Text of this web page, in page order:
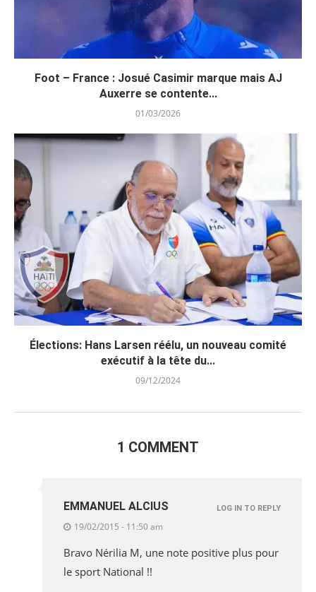
Foot – France : Josué Casimir marque mais AJ
Auxerre se contente...
01/03/2026
Élections: Hans Larsen réélu, un nouveau comité
exécutif à la tête du...
09/12/2024
1 COMMENT
EMMANUEL ALCIUS
19/02/2015 - 11:50 am
Bravo Nérilia M, une note positive plus pour
le sport National !!
LOG IN TO REPLY